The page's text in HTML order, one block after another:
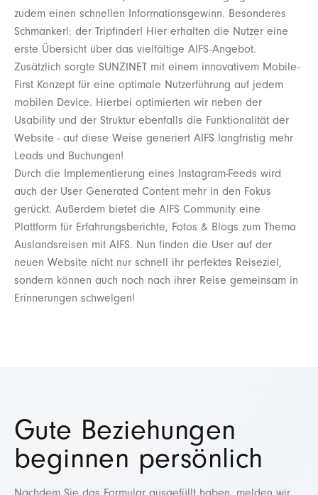
zudem einen schnellen Informationsgewinn. Besonderes
Schmankerl: der Tripfinder! Hier erhalten die Nutzer eine
erste Übersicht über das vielfältige AIFS-Angebot.
Zusätzlich sorgte SUNZINET mit einem innovativem Mobile-
First Konzept für eine optimale Nutzerführung auf jedem
mobilen Device. Hierbei optimierten wir neben der
Usability und der Struktur ebenfalls die Funktionalität der
Website - auf diese Weise generiert AIFS langfristig mehr
Leads und Buchungen!
Durch die Implementierung eines Instagram-Feeds wird
auch der User Generated Content mehr in den Fokus
gerückt. Außerdem bietet die AIFS Community eine
Plattform für Erfahrungsberichte, Fotos & Blogs zum Thema
Auslandsreisen mit AIFS. Nun finden die User auf der
neuen Website nicht nur schnell ihr perfektes Reiseziel,
sondern können auch noch nach ihrer Reise gemeinsam in
Erinnerungen schwelgen!
Gute Beziehungen
beginnen persönlich